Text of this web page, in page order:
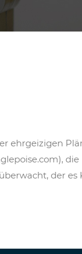
ehrgeizigen
überwacht, der